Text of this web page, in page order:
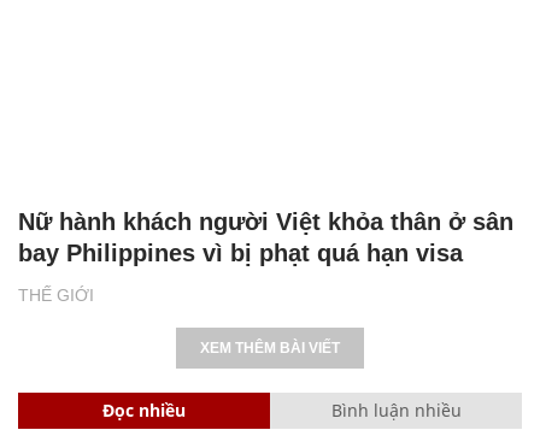
THẾ GIỚI
Nữ hành khách người Việt khỏa thân ở sân
bay Philippines vì bị phạt quá hạn visa
XEM THÊM BÀI VIẾT
Đọc nhiều Bình luận nhiều